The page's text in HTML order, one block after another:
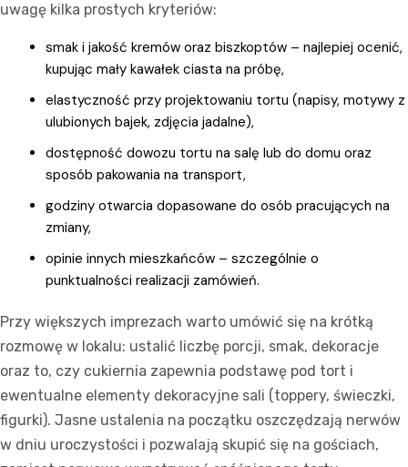
uwagę kilka prostych kryteriów:
smak i jakość kremów oraz biszkoptów – najlepiej ocenić,
kupując mały kawałek ciasta na próbę,
elastyczność przy projektowaniu tortu (napisy, motywy z
ulubionych bajek, zdjęcia jadalne),
dostępność dowozu tortu na salę lub do domu oraz
sposób pakowania na transport,
godziny otwarcia dopasowane do osób pracujących na
zmiany,
opinie innych mieszkańców – szczególnie o
punktualności realizacji zamówień.
Przy większych imprezach warto umówić się na krótką
rozmowę w lokalu: ustalić liczbę porcji, smak, dekoracje
oraz to, czy cukiernia zapewnia podstawę pod tort i
ewentualne elementy dekoracyjne sali (toppery, świeczki,
figurki). Jasne ustalenia na początku oszczędzają nerwów
w dniu uroczystości i pozwalają skupić się na gościach,